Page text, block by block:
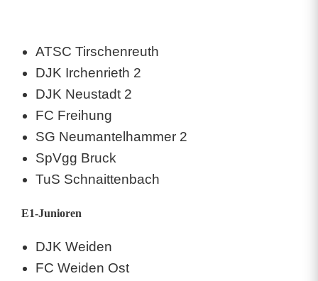
ATSC Tirschenreuth
DJK Irchenrieth 2
DJK Neustadt 2
FC Freihung
SG Neumantelhammer 2
SpVgg Bruck
TuS Schnaittenbach
E1-Junioren
DJK Weiden
FC Weiden Ost